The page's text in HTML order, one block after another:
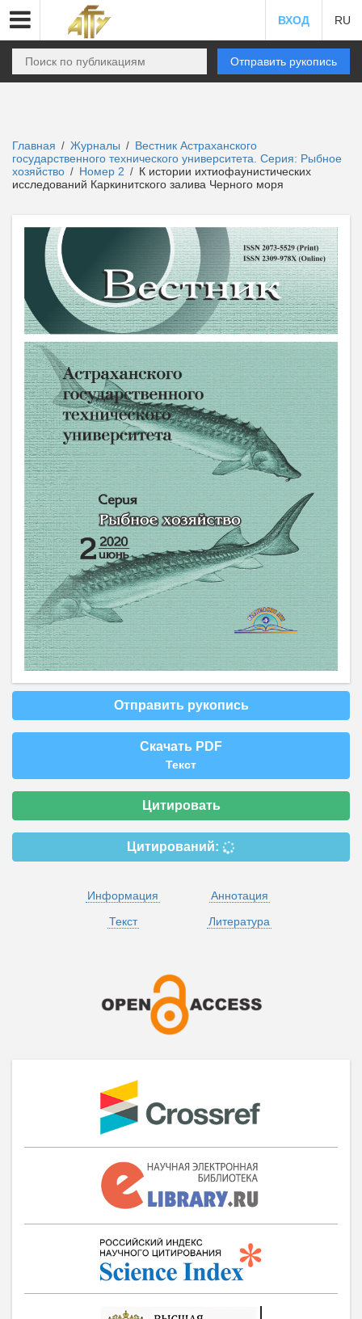
ВХОД RU
Отправить рукопись
Главная / Журналы / Вестник Астраханского
государственного технического университета. Серия: Рыбное
хозяйство / Номер 2 / К истории ихтиофаунистических
исследований Каркинитского залива Черного моря
Отправить рукопись
Скачать PDF
Текст
Цитировать
Цитирований:
Информация
Аннотация
Текст
Литература